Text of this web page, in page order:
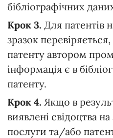
бібліографічних
Крок 3. Для патентів
зразок
патенту автором
інформація є в
патенту.
Крок 4. Якщо в
виявлені свідоцтва
послуги та/або